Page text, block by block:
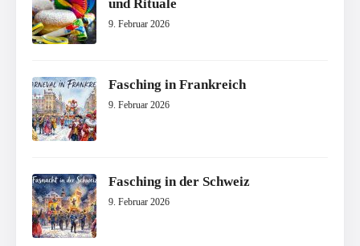
und Rituale
9. Februar 2026
Fasching in Frankreich
9. Februar 2026
Fasching in der Schweiz
9. Februar 2026